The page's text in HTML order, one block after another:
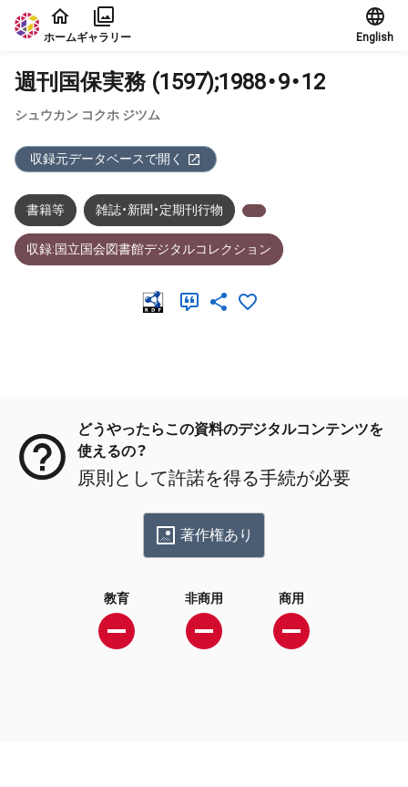
本文に飛ぶ
ホームギャラリー English
週刊国保実務 (1597);1988・9・12
シュウカン コクホ ジツム
収録元データベースで開く
書籍等 雑誌・新聞・定期刊行物
収録:国立国会図書館デジタルコレクション
どうやったらこの資料のデジタルコンテンツを
使えるの？
原則として許諾を得る手続が必要
著作権あり
教育 非商用 商用